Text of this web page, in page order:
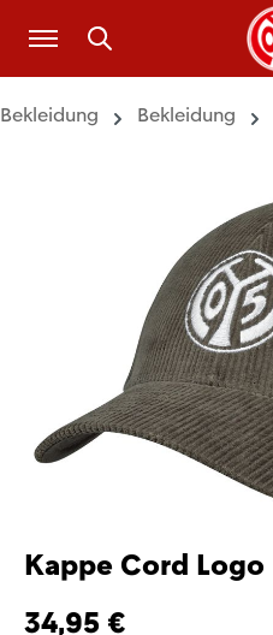
Zum Hauptinhalt springen
Bekleidung Bekleidung
Kappe Cord Logo
34,95 €